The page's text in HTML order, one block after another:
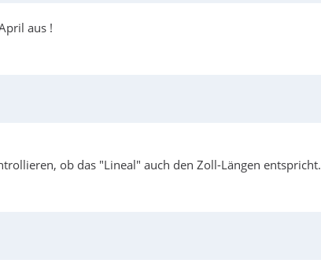
aus !
ob das "Lineal" auch den Zoll-Längen entspricht.